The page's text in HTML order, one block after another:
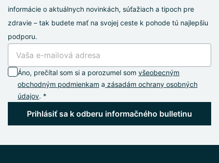
informácie o aktuálnych novinkách, súťažiach a tipoch pre
zdravie – tak budete mať na svojej ceste k pohode tú najlepšiu
podporu.
Áno, prečítal som si a porozumel som všeobecným
obchodným podmienkam a zásadám ochrany osobných
údajov. *
Prihlásiť sa k odberu informačného bulletinu